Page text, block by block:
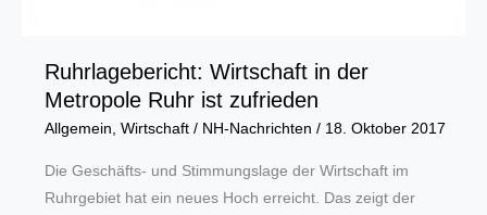
Ruhrlagebericht: Wirtschaft in der
Metropole Ruhr ist zufrieden
Allgemein, Wirtschaft/ NH-Nachrichten / 18. Oktober 2017
Die Geschäfts- und Stimmungslage der Wirtschaft im
Ruhrgebiet hat ein neues Hoch erreicht. Das zeigt der